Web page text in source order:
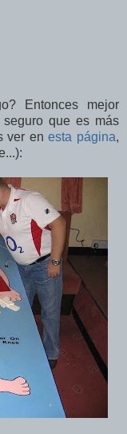
Entonces mejor
que es más
ver enesta página,